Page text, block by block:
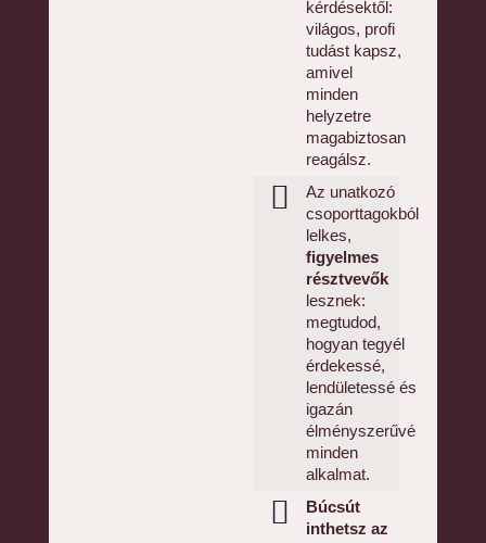
kérdésektől:
világos, profi
tudást kapsz,
amivel
minden
helyzetre
magabiztosan
reagálsz.
Az unatkozó
csoporttagokból
lelkes,
figyelmes
résztvevők
lesznek:
megtudod,
hogyan tegyél
érdekessé,
lendületessé és
igazán
élményszerűvé
minden
alkalmat.
Búcsút
inthetsz az